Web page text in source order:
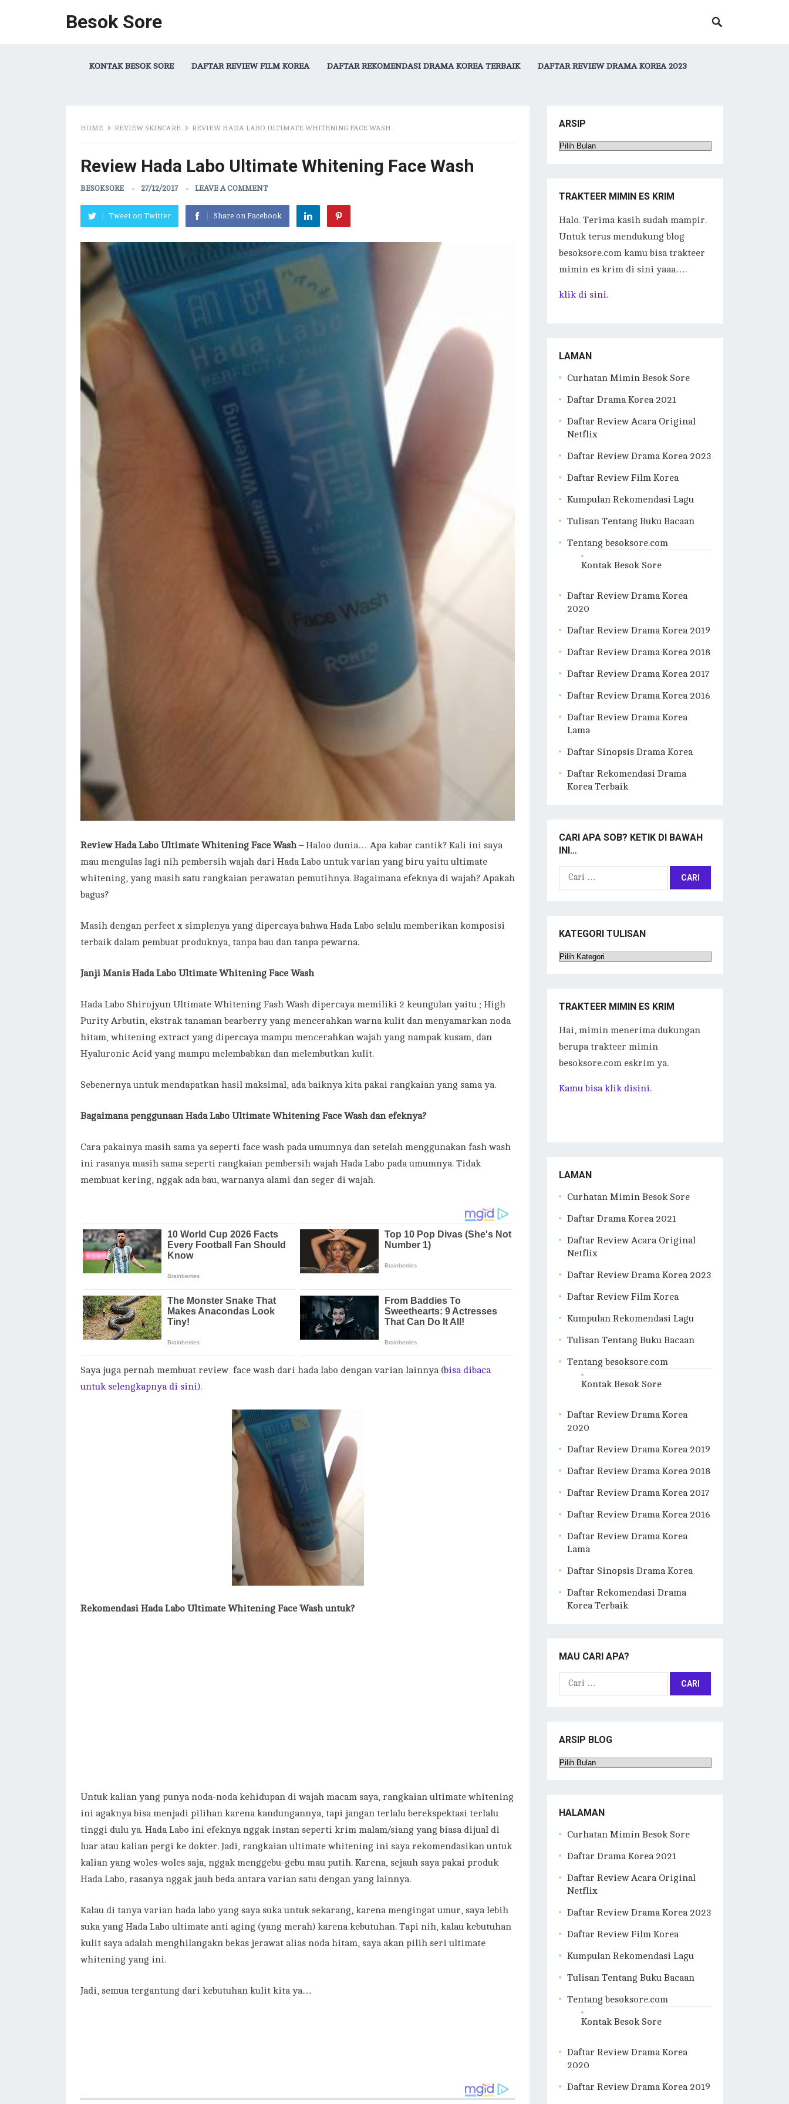
Besok Sore
KONTAK BESOK SORE DAFTAR REVIEW FILM KOREA DAFTAR REKOMENDASI DRAMA KOREA TERBAIK DAFTAR REVIEW DRAMA KOREA 2023
HOME REVIEW SKINCARE REVIEW HADA LABO ULTIMATE WHITENING FACE WASH
Review Hada Labo Ultimate Whitening Face Wash
BESOKSORE 27/12/2017 LEAVE A COMMENT
Tweet on Twitter Share on Facebook
Review Hada Labo Ultimate Whitening Face Wash –Haloo dunia… Apa kabar cantik? Kali ini saya
mau mengulas lagi nih pembersih wajah dari Hada Labo untuk varian yang biru yaitu ultimate
whitening, yang masih satu rangkaian perawatan pemutihnya. Bagaimana efeknya di wajah? Apakah
bagus?
Masih dengan perfect x simplenya yang dipercaya bahwa Hada Labo selalu memberikan komposisi
terbaik dalam pembuat produknya, tanpa bau dan tanpa pewarna.
Janji Manis Hada Labo Ultimate Whitening Face Wash
Hada Labo Shirojyun Ultimate Whitening Fash Wash dipercaya memiliki 2 keungulan yaitu ; High
Purity Arbutin, ekstrak tanaman bearberry yang mencerahkan warna kulit dan menyamarkan noda
hitam, whitening extract yang dipercaya mampu mencerahkan wajah yang nampak kusam, dan
Hyaluronic Acid yang mampu melembabkan dan melembutkan kulit.
Sebenernya untuk mendapatkan hasil maksimal, ada baiknya kita pakai rangkaian yang sama ya.
Bagaimana penggunaan Hada Labo Ultimate Whitening Face Wash dan efeknya?
Cara pakainya masih sama ya seperti face wash pada umumnya dan setelah menggunakan fash wash
ini rasanya masih sama seperti rangkaian pembersih wajah Hada Labo pada umumnya. Tidak
membuat kering, nggak ada bau, warnanya alami dan seger di wajah.
Saya juga pernah membuat review face wash dari hada labo dengan varian lainnya (bisa dibaca
untuk selengkapnya di sini).
Rekomendasi Hada Labo Ultimate Whitening Face Wash untuk?
Untuk kalian yang punya noda-noda kehidupan di wajah macam saya, rangkaian ultimate whitening
ini agaknya bisa menjadi pilihan karena kandungannya, tapi jangan terlalu berekspektasi terlalu
tinggi dulu ya. Hada Labo ini efeknya nggak instan seperti krim malam/siang yang biasa dijual di
luar atau kalian pergi ke dokter. Jadi, rangkaian ultimate whitening ini saya rekomendasikan untuk
kalian yang woles-woles saja, nggak menggebu-gebu mau putih. Karena, sejauh saya pakai produk
Hada Labo, rasanya nggak jauh beda antara varian satu dengan yang lainnya.
Kalau di tanya varian hada labo yang saya suka untuk sekarang, karena mengingat umur, saya lebih
suka yang Hada Labo ultimate anti aging (yang merah) karena kebutuhan. Tapi nih, kalau kebutuhan
kulit saya adalah menghilangakn bekas jerawat alias noda hitam, saya akan pilih seri ultimate
whitening yang ini.
Jadi, semua tergantung dari kebutuhan kulit kita ya…
ARSIP
Arsip
TRAKTEER MIMIN ES KRIM
Halo. Terima kasih sudah mampir.
Untuk terus mendukung blog
besoksore.com kamu bisa trakteer
mimin es krim di sini yaaa….
klik di sini.
LAMAN
Curhatan Mimin Besok Sore
Daftar Drama Korea 2021
Daftar Review Acara Original
Netflix
Daftar Review Drama Korea 2023
Daftar Review Film Korea
Kumpulan Rekomendasi Lagu
Tulisan Tentang Buku Bacaan
Tentang besoksore.com
Kontak Besok Sore
Daftar Review Drama Korea
2020
Daftar Review Drama Korea 2019
Daftar Review Drama Korea 2018
Daftar Review Drama Korea 2017
Daftar Review Drama Korea 2016
Daftar Review Drama Korea
Lama
Daftar Sinopsis Drama Korea
Daftar Rekomendasi Drama
Korea Terbaik
CARI APA SOB? KETIK DI BAWAH
INI…
Cari
KATEGORI TULISAN
Kategori
TRAKTEER MIMIN ES KRIM
Hai, mimin menerima dukungan
berupa trakteer mimin
besoksore.com eskrim ya.
Kamu bisa klik disini.
LAMAN
Curhatan Mimin Besok Sore
Daftar Drama Korea 2021
Daftar Review Acara Original
Netflix
Daftar Review Drama Korea 2023
Daftar Review Film Korea
Kumpulan Rekomendasi Lagu
Tulisan Tentang Buku Bacaan
Tentang besoksore.com
Kontak Besok Sore
Daftar Review Drama Korea
2020
Daftar Review Drama Korea 2019
Daftar Review Drama Korea 2018
Daftar Review Drama Korea 2017
Daftar Review Drama Korea 2016
Daftar Review Drama Korea
Lama
Daftar Sinopsis Drama Korea
Daftar Rekomendasi Drama
Korea Terbaik
MAU CARI APA?
Cari
ARSIP BLOG
Arsip
HALAMAN
Curhatan Mimin Besok Sore
Daftar Drama Korea 2021
Daftar Review Acara Original
Netflix
Daftar Review Drama Korea 2023
Daftar Review Film Korea
Kumpulan Rekomendasi Lagu
Tulisan Tentang Buku Bacaan
Tentang besoksore.com
Kontak Besok Sore
Daftar Review Drama Korea
2020
Daftar Review Drama Korea 2019